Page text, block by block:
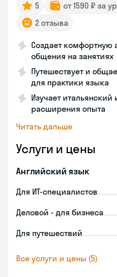
5 от 1590 ₽ за
2 отзыва
Создает комфортную
общения на занятиях
Путешествует и
для практики языка
Изучает
расширения опыта
Читать дальше
Услуги и цены
Английский язык
Для ИТ-специалистов
Деловой - для бизнеса
Для путешествий
Все услуги и цены (5)